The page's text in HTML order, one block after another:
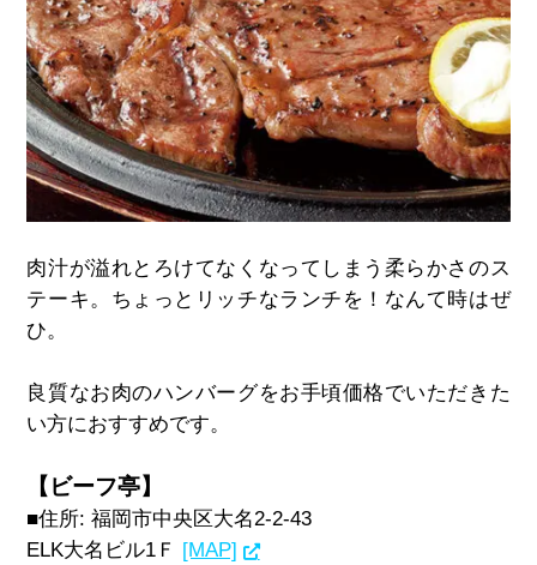
肉汁が溢れとろけてなくなってしまう柔らかさのス
テーキ。ちょっとリッチなランチを！なんて時はぜ
ひ。
良質なお肉のハンバーグをお手頃価格でいただきた
い方におすすめです。
【ビーフ亭】
■住所: 福岡市中央区大名2-2-43
ELK大名ビル1Ｆ [MAP]